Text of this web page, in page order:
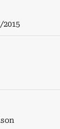
2015